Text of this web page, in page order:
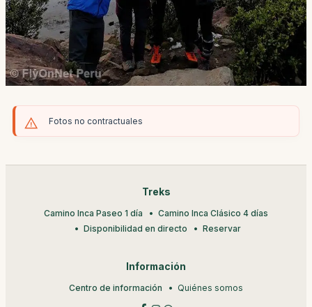
Fotos no contractuales
Treks
Camino Inca Paseo 1 día
Camino Inca Clásico 4 días
Disponibilidad en directo
Reservar
Información
Centro de información Quiénes somos